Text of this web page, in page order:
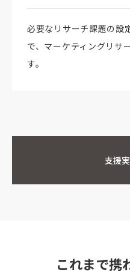
必要なリサーチ課題の設
で、マーケティングリサ
す。
支援
これまで携